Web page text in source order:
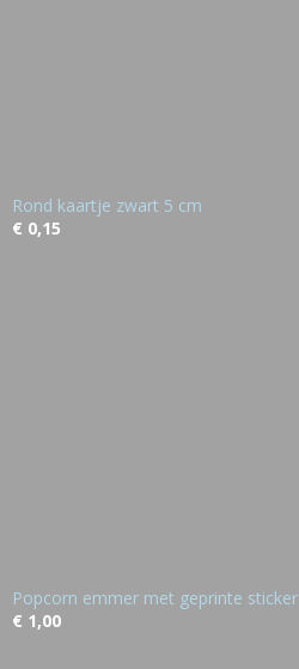
Rond kaartje zwart 5 cm
€ 0,15
Popcorn emmer met geprinte sticker
€ 1,00